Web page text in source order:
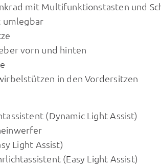
mit Multifunktionstasten und
umlegbar
vorn und hinten
in den Vordersitzen
(Dynamic Light Assist)
Light Assist)
(Easy Light Assist)